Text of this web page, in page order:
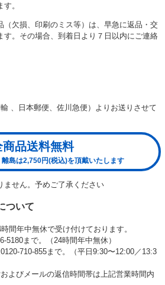
。
（欠損、印刷のミス等）は、早急に返品・交
す。その場合、到着日より７日以内にご連絡
、日本郵便、佐川急便）よりお送りさせて
商品送料無料
島は2,750円(税込)を頂戴いたします
せん。予めご了承ください
ついて
間年中無休で受け付けております。
5180まで。（24時間年中無休）
710-855まで。（平日9:30〜12:00／13:3
よびメールの返信時間帯は上記営業時間内